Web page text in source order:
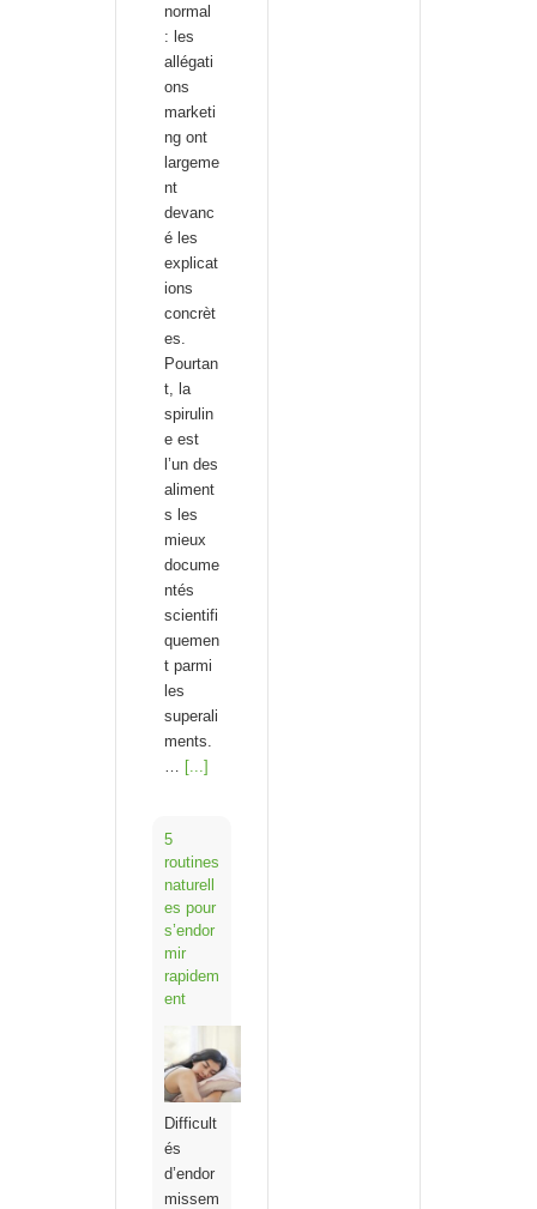
normal
: les
allégati
ons
marketi
ng ont
largeme
nt
devanc
é les
explicat
ions
concrèt
es.
Pourtan
t, la
spirulin
e est
l’un des
aliment
s les
mieux
docume
ntés
scientifi
quemen
t parmi
les
superali
ments.
[...]
5
routines
naturell
es pour
s’endor
mir
rapidem
ent
Difficult
és
d’endor
missem